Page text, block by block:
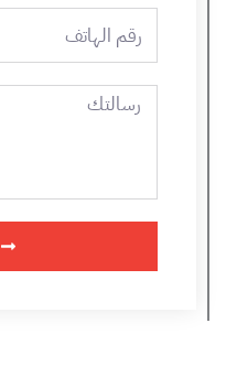
الهاتف
رسالتك